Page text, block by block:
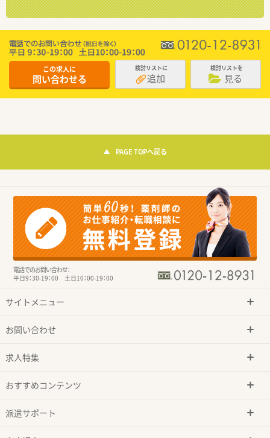
この求人に
問い合わせる
検討リストに
追加
検討リストを
見る
PAGE TOPへ戻る
電話でのお問い合わせ：
平日9：30-19：00 土日10：00-19：00
サイトメニュー
お問い合わせ
求人特集
おすすめコンテンツ
派遣サポート